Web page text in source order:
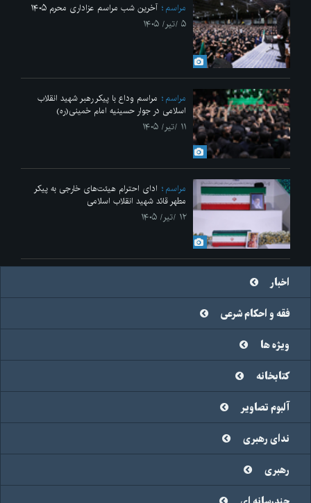
مراسم
آخرین شب مراسم عزاداری محرم ۱۴۰۵
۵ /تیر/ ۱۴۰۵
مراسم
مراسم وداع با پیکر رهبر شهید انقلاب
اسلامی در جوار حسینیه امام خمینی(ره)
۱۱ /تیر/ ۱۴۰۵
مراسم
ادای احترام هیئت‌های خارجی به پیکر
مطهر قائد شهید انقلاب اسلامی
۱۲ /تیر/ ۱۴۰۵
اخبار
فقه و احکام شرعی
ویژه ها
کتابخانه
آلبوم تصاویر
ندای رهبری
رهبری